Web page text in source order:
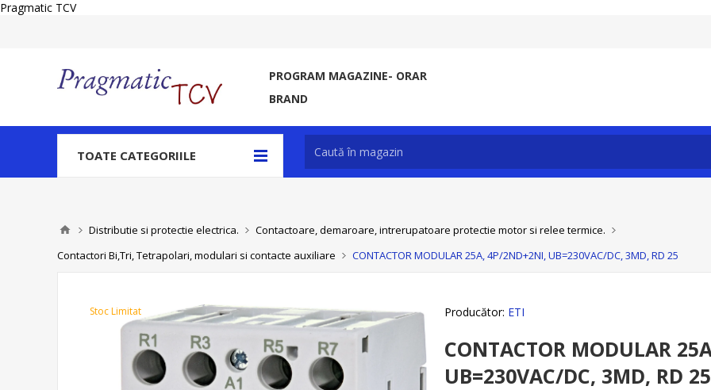
Pragmatic TCV
PROGRAM MAGAZINE- ORAR
BRAND
TOATE CATEGORIILE
Distributie si protectie electrica.
Contactoare, demaroare, intrerupatoare protectie motor si relee termice.
Contactori Bi,Tri, Tetrapolari, modulari si contacte auxiliare
CONTACTOR MODULAR 25A, 4P/2ND+2NI, UB=230VAC/DC, 3MD, RD 25
Stoc Limitat Producător: ETI
CONTACTOR MODULAR
UB=230VAC/DC, 3MD, RD 25